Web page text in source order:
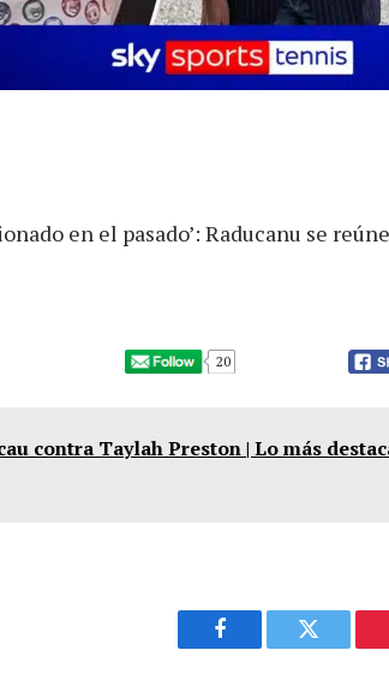
en el pasado’: Raducanu se
20
contra Taylah Preston | Lo más
Facebook Twitter